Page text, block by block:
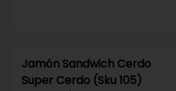
Jamón Sandwich Cerdo
Super Cerdo (Sku 105)